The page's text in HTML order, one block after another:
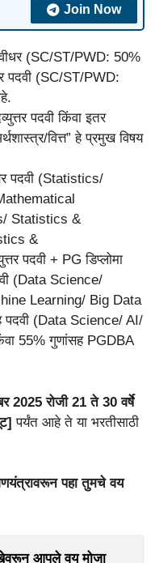
Join Now
(SC/ST/PWD: 50%
पदवी (SC/ST/PWD:
पदवी किंवा इतर
वित्त” हे प्रमुख विषय
पदवी (Statistics/
Statistics &
&
पदवी + PG डिप्लोमा
(Data Science/
Learning/ Big Data
पदवी (Data Science/ AI/
55% गुणांसह PGDBA
2025 रोजी 21 ते 30 वर्षे
पर्यंत आहे ते या भरतीसाठी
पहा तुमचे वय
आपले वय मोजा